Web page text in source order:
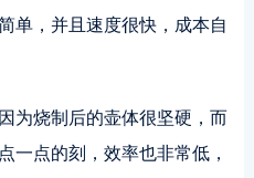
单，并且速度很快，成本自
为烧制后的壶体很坚硬，而
一点的刻，效率也非常低，